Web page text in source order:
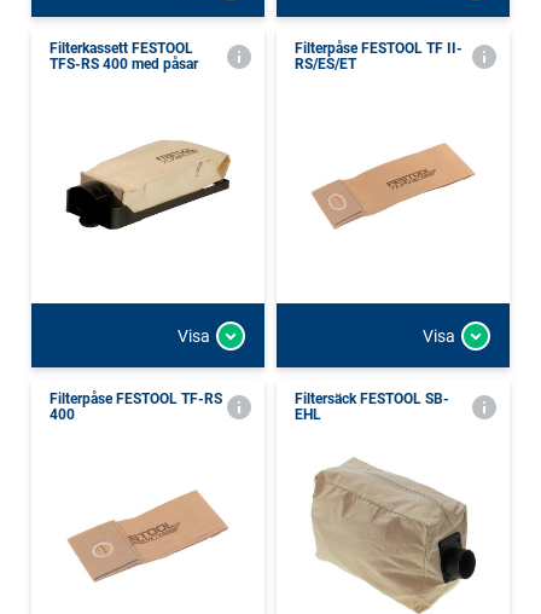
Filterkassett FESTOOL
TFS-RS 400 med påsar
Visa
Filterpåse FESTOOL TF II-
RS/ES/ET
Visa
Filterpåse FESTOOL TF-RS
400
Filtersäck FESTOOL SB-
EHL